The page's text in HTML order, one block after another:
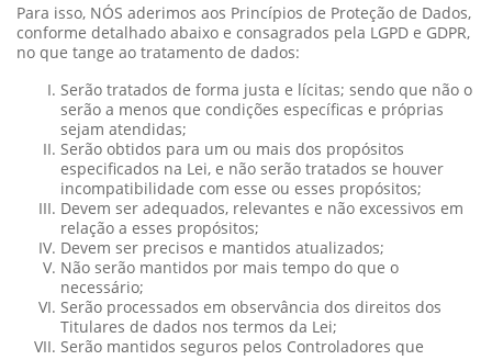
Para isso, NÓS aderimos aos Princípios de Proteção de Dados,
conforme detalhado abaixo e consagrados pela LGPD e GDPR,
no que tange ao tratamento de dados:
Serão tratados de forma justa e lícitas; sendo que não o
serão a menos que condições específicas e próprias
sejam atendidas;
Serão obtidos para um ou mais dos propósitos
especificados na Lei, e não serão tratados se houver
incompatibilidade com esse ou esses propósitos;
Devem ser adequados, relevantes e não excessivos em
relação a esses propósitos;
Devem ser precisos e mantidos atualizados;
Não serão mantidos por mais tempo do que o
necessário;
Serão processados em observância dos direitos dos
Titulares de dados nos termos da Lei;
Serão mantidos seguros pelos Controladores que